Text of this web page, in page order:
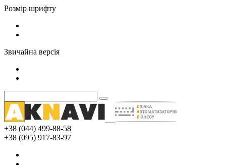
Розмір шрифту
Звичайна версія
+38 (044) 499-88-58
+38 (095) 917-83-97